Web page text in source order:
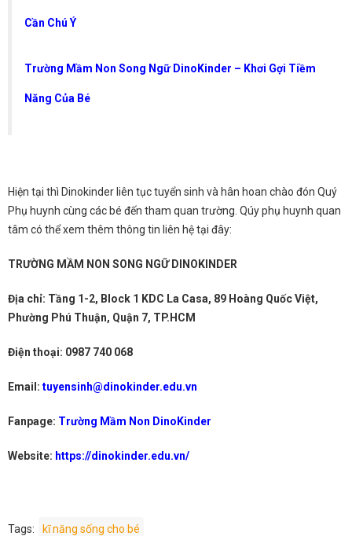
Cần Chú Ý
Trường Mầm Non Song Ngữ DinoKinder – Khơi Gợi Tiềm
Năng Của Bé
Hiện tại thì Dinokinder liên tục tuyển sinh và hân hoan chào đón Quý
Phụ huynh cùng các bé đến tham quan trường. Qúy phụ huynh quan
tâm có thể xem thêm thông tin liên hệ tại đây:
TRƯỜNG MẦM NON SONG NGỮ DINOKINDER
Địa chỉ: Tầng 1-2, Block 1 KDC La Casa, 89 Hoàng Quốc Việt,
Phường Phú Thuận, Quận 7, TP.HCM
Điện thoại: 0987 740 068
Email: tuyensinh@dinokinder.edu.vn
Fanpage: Trường Mầm Non DinoKinder
Website: https://dinokinder.edu.vn/
Tags: kĩ năng sống cho bé